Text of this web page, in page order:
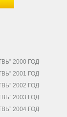
2000 ГОД
2001 ГОД
2002 ГОД
2003 ГОД
2004 ГОД